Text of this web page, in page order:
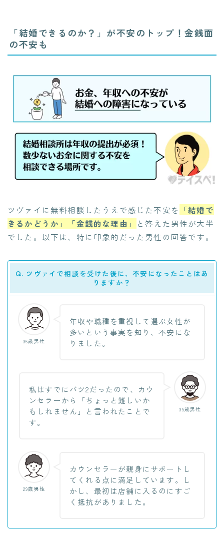
「結婚できるのか？」が不安のトップ！金銭面
の不安も
ツヴァイに無料相談したうえで感じた不安を
「結婚で
きるかどうか」「金銭的な理由」
と答えた男性が大半
でした。以下は、特に印象的だった男性の回答です。
Q. ツヴァイで相談を受けた後に、不安になったことはあ
りますか？
36歳男性
年収や職種を重視して選ぶ女性が
多いという事実を知り、不安にな
りました。
35歳男性
私はすでにバツ2だったので、カウ
ンセラーから「ちょっと難しいか
もしれません」と言われたことで
す。
29歳男性
カウンセラーが親身にサポートし
てくれる点に満足しています。し
かし、最初は店舗に入るのにすご
く抵抗がありました。